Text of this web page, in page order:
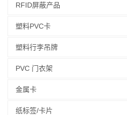
RFID屏蔽产品
塑料PVC卡
塑料行李吊牌
PVC 门衣架
金属卡
纸标签/卡片